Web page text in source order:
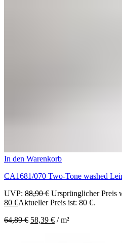
In den Warenkorb
CA1681/070 Two-Tone washed
UVP: 88,90€ Ursprünglicher Preis
80 €Aktueller Preis ist: 80 €.
64,89€ 58,39 € /m²